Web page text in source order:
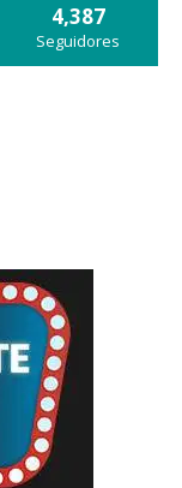
4,387
Seguidores